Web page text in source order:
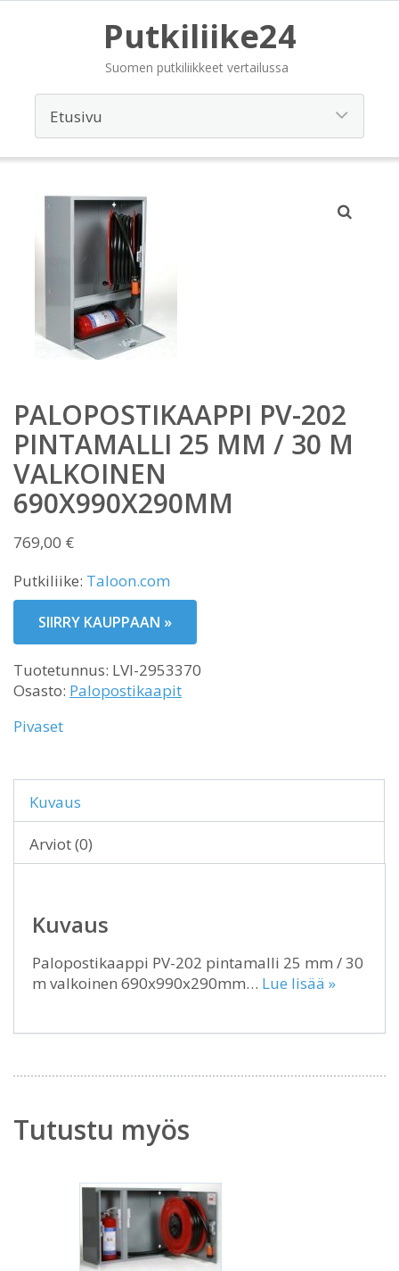
Putkiliike24
Suomen putkiliikkeet vertailussa
PALOPOSTIKAAPPI PV-202
PINTAMALLI 25 MM / 30 M
VALKOINEN
690X990X290MM
769,00 €
Putkiliike: Taloon.com
SIIRRY KAUPPAAN »
Tuotetunnus: LVI-2953370
Osasto: Palopostikaapit
Pivaset
Kuvaus
Arviot (0)
Kuvaus
Palopostikaappi PV-202 pintamalli 25 mm / 30
m valkoinen 690x990x290mm… Lue lisää »
Tutustu myös